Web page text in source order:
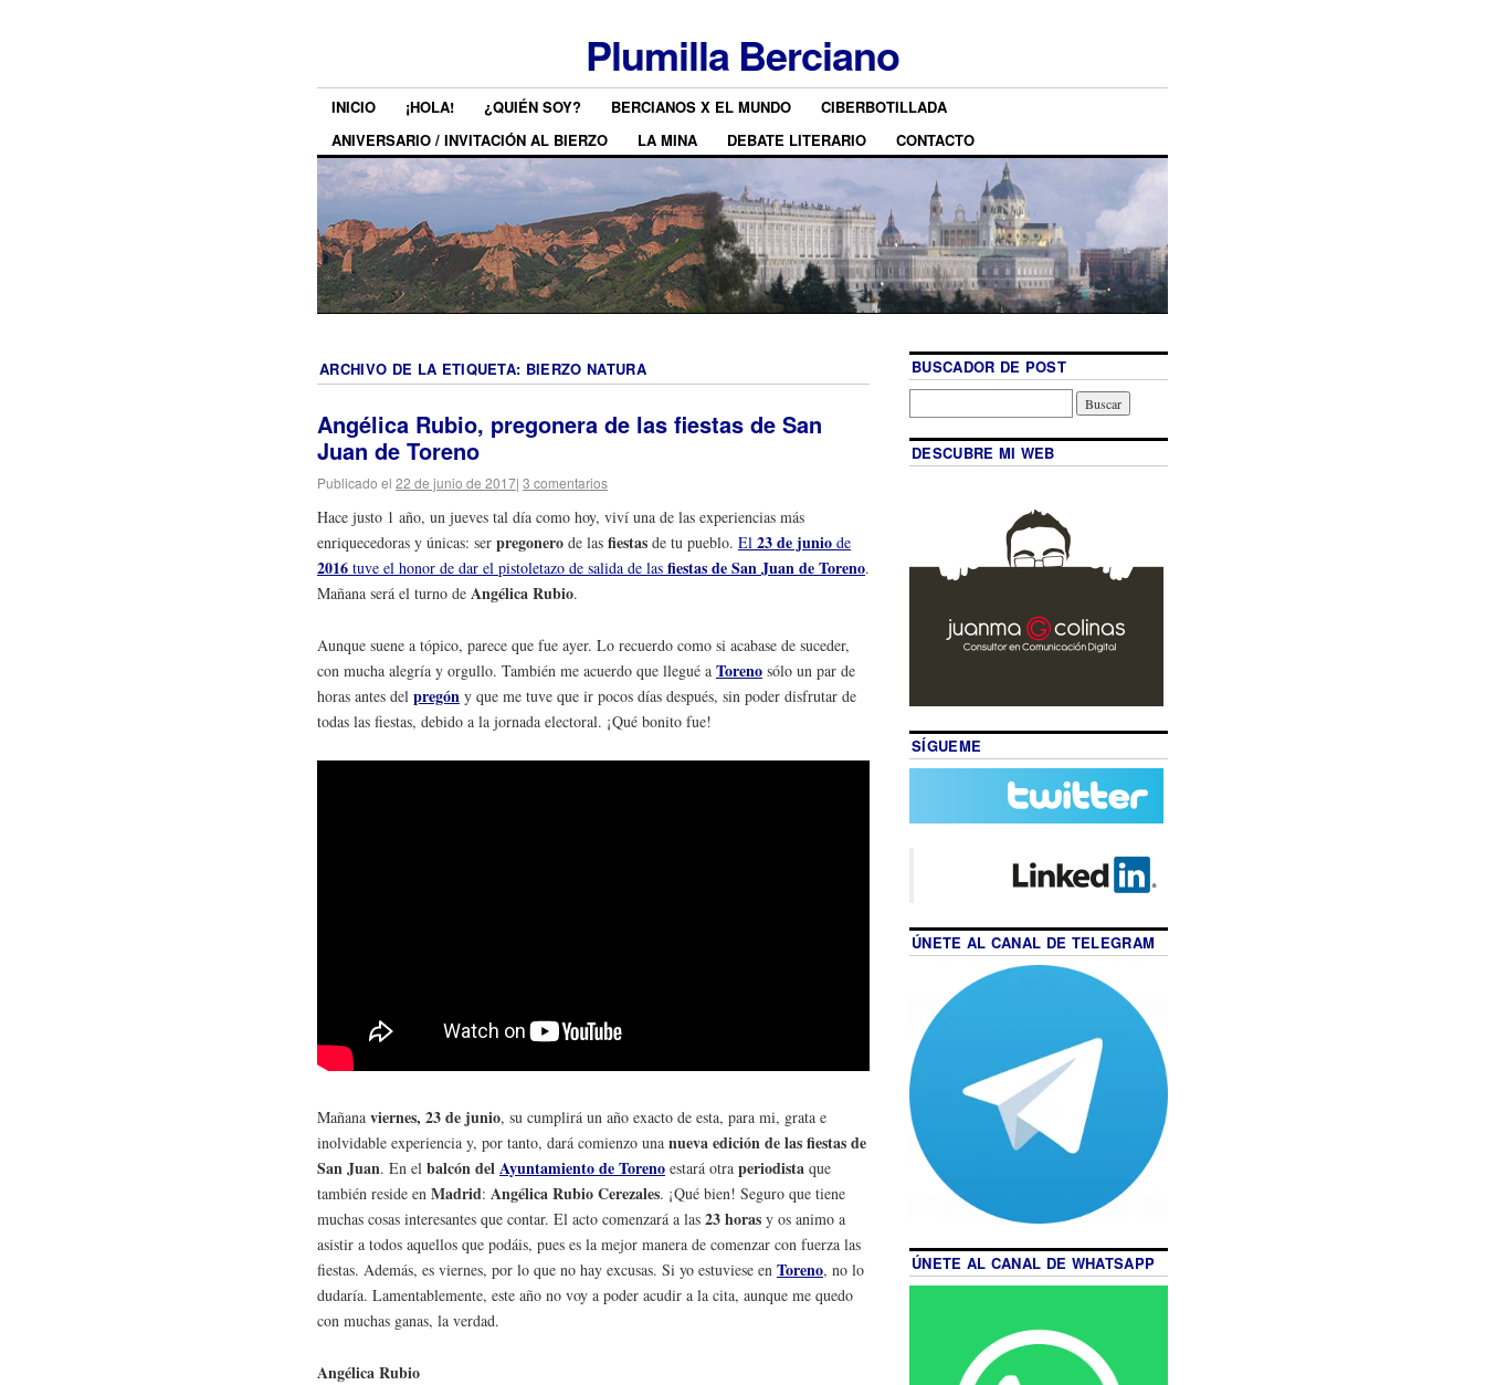
Plumilla Berciano
INICIO ¡HOLA! ¿QUIÉN SOY? BERCIANOS X EL MUNDO
CIBERBOTILLADA
ANIVERSARIO / INVITACIÓN AL BIERZO
LA MINA DEBATE LITERARIO CONTACTO
ARCHIVO DE LA ETIQUETA: BIERZO NATURA
Angélica Rubio, pregonera de las fiestas de San
Juan de Toreno
Publicado el 22 de junio de 2017| 3 comentarios
Hace justo 1 año, un jueves tal día como hoy, viví una de las experiencias más
enriquecedoras y únicas: ser pregonero de las fiestas de tu pueblo. El 23 de junio de
2016 tuve el honor de dar el pistoletazo de salida de las fiestas de San Juan de Toreno.
Mañana será el turno de Angélica Rubio.
Aunque suene a tópico, parece que fue ayer. Lo recuerdo como si acabase de suceder,
con mucha alegría y orgullo. También me acuerdo que llegué a Toreno sólo un par de
horas antes del pregón y que me tuve que ir pocos días después, sin poder disfrutar de
todas las fiestas, debido a la jornada electoral. ¡Qué bonito fue!
Mañana viernes, 23 de junio, su cumplirá un año exacto de esta, para mi, grata e
inolvidable experiencia y, por tanto, dará comienzo una nueva edición de las fiestas de
San Juan. En el balcón delAyuntamiento de Toreno estará otra periodista que
también reside en Madrid: Angélica Rubio Cerezales. ¡Qué bien! Seguro que tiene
muchas cosas interesantes que contar. El acto comenzará a las 23 horas y os animo a
asistir a todos aquellos que podáis, pues es la mejor manera de comenzar con fuerza las
fiestas. Además, es viernes, por lo que no hay excusas. Si yo estuviese en Toreno, no lo
dudaría. Lamentablemente, este año no voy a poder acudir a la cita, aunque me quedo
con muchas ganas, la verdad.
Angélica Rubio
BUSCADOR DE POST
DESCUBRE MI WEB
SÍGUEME
ÚNETE AL CANAL DE TELEGRAM
ÚNETE AL CANAL DE WHATSAPP